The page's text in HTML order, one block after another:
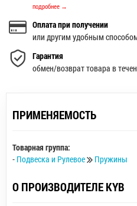
подробнее →
Оплата при получении
или другим удобным
Гарантия
обмен/возврат товара в
ПРИМЕНЯЕМОСТЬ
Товарная группа:
- Подвеска и Рулевое Пружины
О ПРОИЗВОДИТЕЛЕ KYB